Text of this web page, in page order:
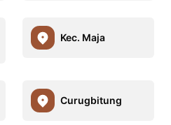
Kec. Maja
Curugbitung